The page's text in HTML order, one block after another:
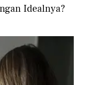
Idealnya?